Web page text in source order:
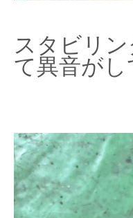
スタビリ
て異音がし